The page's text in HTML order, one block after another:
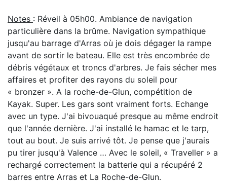
Notes : Réveil à 05h00. Ambiance de navigation
particulière dans la brûme. Navigation sympathique
jusqu'au barrage d'Arras où je dois dégager la rampe
avant de sortir le bateau. Elle est très encombrée de
débris végétaux et troncs d'arbres. Je fais sécher mes
affaires et profiter des rayons du soleil pour
« bronzer ». A la roche-de-Glun, compétition de
Kayak. Super. Les gars sont vraiment forts. Echange
avec un type. J'ai bivouaqué presque au même endroit
que l'année dernière. J'ai installé le hamac et le tarp,
tout au bout. Je suis arrivé tôt. Je pense que j'aurais
pu tirer jusqu'à Valence … Avec le soleil, « Traveller » a
rechargé correctement la batterie qui a récupéré 2
barres entre Arras et La Roche-de-Glun.